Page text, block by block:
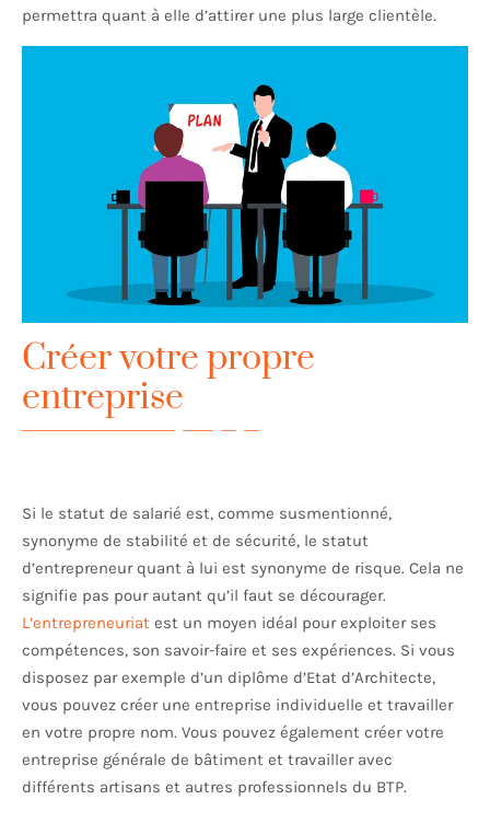
permettra quant à elle d’attirer une plus large clientèle.
Créer votre propre
entreprise
Si le statut de salarié est, comme susmentionné,
synonyme de stabilité et de sécurité, le statut
d’entrepreneur quant à lui est synonyme de risque. Cela ne
signifie pas pour autant qu’il faut se décourager.
L’entrepreneuriat est un moyen idéal pour exploiter ses
compétences, son savoir-faire et ses expériences. Si vous
disposez par exemple d’un diplôme d’Etat d’Architecte,
vous pouvez créer une entreprise individuelle et travailler
en votre propre nom. Vous pouvez également créer votre
entreprise générale de bâtiment et travailler avec
différents artisans et autres professionnels du BTP.